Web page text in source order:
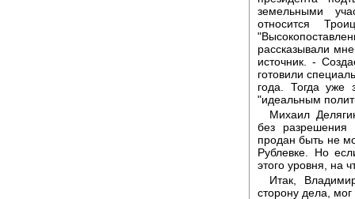
земельными
относится
рассказывали
источник. -
готовили
года. Тогда уже
"идеальным
Михаил
без разрешения
продан быть не
Рублевке. Но
этого уровня, на
Итак,
сторону дела,